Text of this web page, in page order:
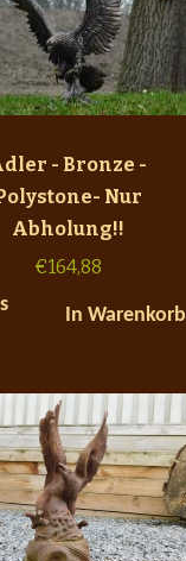
- Bronze -
Nur
Abholung!!
€164,88
In Warenkorb